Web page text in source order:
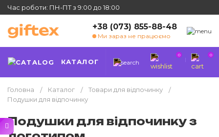
Час роботи: ПН-ПТ з 9:00 до 18:00
+38 (073) 855-88-48
Ми зараз не працюємо
КАТАЛОГ
0 0
Головна Каталог
Товари для відпочинку
Подушки для відпочинку
Подушки для відпочинку з